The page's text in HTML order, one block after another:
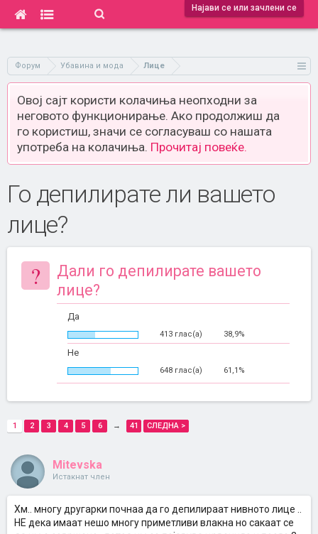
Најави се или зачлени се
Форум Убавина и мода Лице
Овој сајт користи колачиња неопходни за
неговото функционирање. Ако продолжиш да
го користиш, значи се согласуваш со нашата
употреба на колачиња. Прочитај повеќе.
Го депилирате ли вашето
лице?
?
Дали го депилирате вашето
лице?
Да
413 глас(а) 38,9%
Не
648 глас(а) 61,1%
1 2 3 4 5 6 → 41 СЛЕДНА >
Mitevska
Истакнат член
Хм.. многу другарки почнаа да го депилираат нивното лице ..
НЕ дека имаат нешо многу приметливи влакна но сакаат се